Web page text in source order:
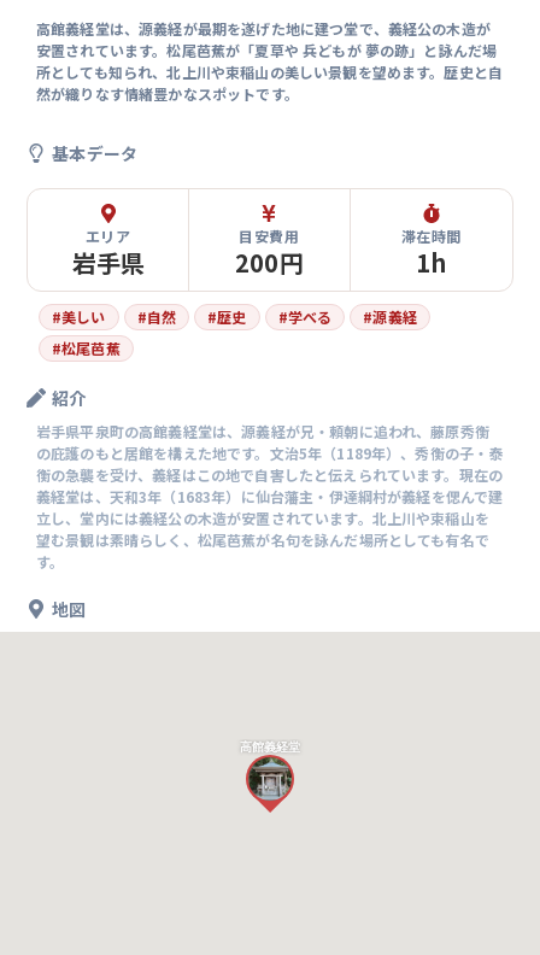
高館義経堂は、源義経が最期を遂げた地に建つ堂で、義経公の木造が
安置されています。松尾芭蕉が「夏草や 兵どもが 夢の跡」と詠んだ場
所としても知られ、北上川や束稲山の美しい景観を望めます。歴史と自
然が織りなす情緒豊かなスポットです。
基本データ
エリア
岩手県
目安費用
200円
滞在時間
1h
#美しい #自然 #歴史 #学べる #源義経
#松尾芭蕉
紹介
岩手県平泉町の高館義経堂は、源義経が兄・頼朝に追われ、藤原秀衡
の庇護のもと居館を構えた地です。文治5年（1189年）、秀衡の子・泰
衡の急襲を受け、義経はこの地で自害したと伝えられています。現在の
義経堂は、天和3年（1683年）に仙台藩主・伊達綱村が義経を偲んで建
立し、堂内には義経公の木造が安置されています。北上川や束稲山を
望む景観は素晴らしく、松尾芭蕉が名句を詠んだ場所としても有名で
す。
地図
高館義経堂